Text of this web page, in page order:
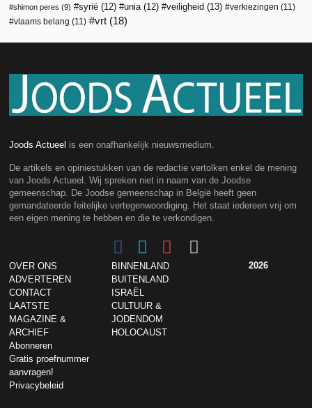
shimon peres (9) syrië (12) unia (12) veiligheid (13) verkiezingen (11)
vlaams belang (11) vrt (18)
Joods Actueel is een onafhankelijk nieuwsmedium.
De artikels en opiniestukken van de redactie vertolken enkel de mening
van Joods Actueel. Wij spreken niet in naam van de Joodse
gemeenschap. De Joodse gemeenschap in België heeft geen
gemandateerde feitelijke vertegenwoordiging. Het staat iedereen vrij om
een eigen mening te hebben en die te verkondigen.
OVER ONS
ADVERTEREN
CONTACT
LAATSTE
MAGAZINE &
ARCHIEF
Abonneren
Gratis proefnummer
aanvragen!
Privacybeleid
BINNENLAND
BUITENLAND
ISRAËL
CULTUUR &
JODENDOM
HOLOCAUST
2026